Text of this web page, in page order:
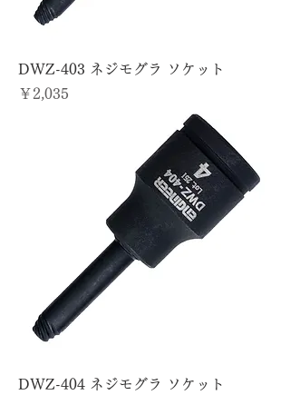
DWZ-403 ネジモグラ ソケット
価格
￥2,035
DWZ-404 ネジモグラ ソケット